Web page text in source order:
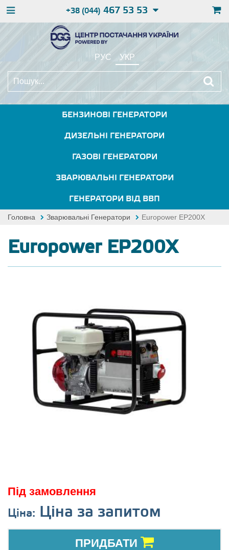
+38 (044) 467 53 53
РУС УКР
БЕНЗИНОВІ ГЕНЕРАТОРИ
ДИЗЕЛЬНІ ГЕНЕРАТОРИ
ГАЗОВІ ГЕНЕРАТОРИ
ЗВАРЮВАЛЬНІ ГЕНЕРАТОРИ
ГЕНЕРАТОРИ ВІД ВВП
Головна Зварювальні Генератори Europower EP200X
Europower EP200X
Під замовлення
Ціна: Ціна за запитом
ПРИДБАТИ